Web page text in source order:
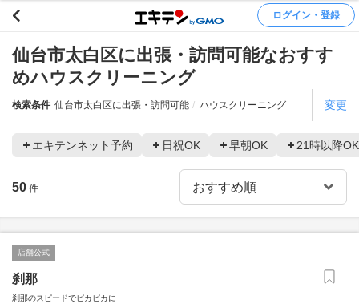
ログイン・登録
仙台市太白区に出張・訪問可能なおすす
めハウスクリーニング
検索条件 仙台市太白区に出張・訪問可能 ハウスクリーニング 変更
エキテンネット予約 日祝OK 早朝OK 21時以降OK
50 件
店舗公式
刹那
刹那のスピードでピカピカに